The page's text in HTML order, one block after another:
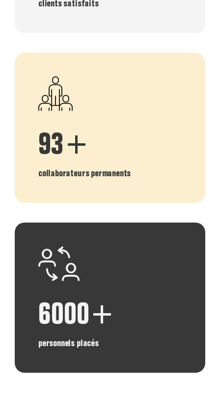
clients satisfaits
93+
collaborateurs permanents
6000+
personnels placés